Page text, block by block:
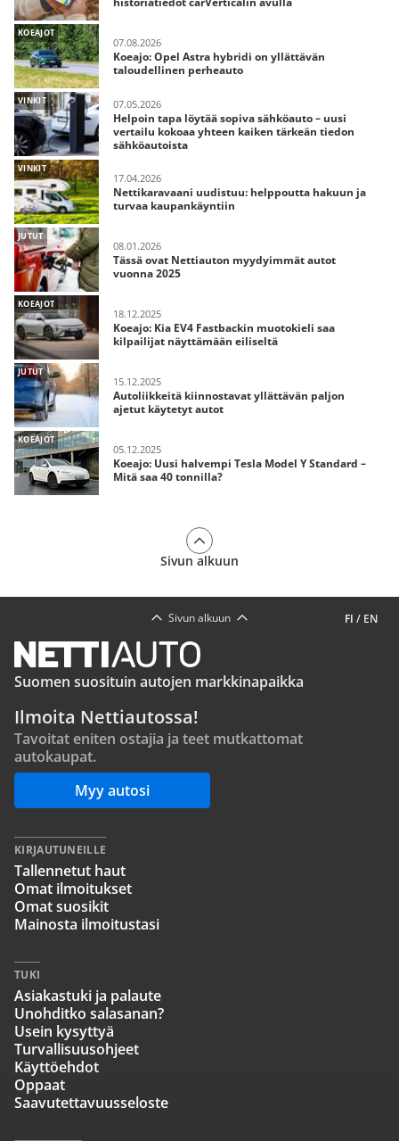
KOEAJOT
07.08.2026
Koeajo: Opel Astra hybridi on yllättävän
taloudellinen perheauto
VINKIT 07.05.2026
Helpoin tapa löytää sopiva sähköauto – uusi
vertailu kokoaa yhteen kaiken tärkeän tiedon
sähköautoista
VINKIT
17.04.2026
Nettikaravaani uudistuu: helppoutta hakuun ja
turvaa kaupankäyntiin
JUTUT
08.01.2026
Tässä ovat Nettiauton myydyimmät autot
vuonna 2025
KOEAJOT
18.12.2025
Koeajo: Kia EV4 Fastbackin muotokieli saa
kilpailijat näyttämään eiliseltä
JUTUT
15.12.2025
Autoliikkeitä kiinnostavat yllättävän paljon
ajetut käytetyt autot
KOEAJOT
05.12.2025
Koeajo: Uusi halvempi Tesla Model Y Standard –
Mitä saa 40 tonnilla?
Sivun alkuun
FI / EN
Sivun alkuun
Suomen suosituin autojen markkinapaikka
Ilmoita Nettiautossa!
Tavoitat eniten ostajia ja teet mutkattomat
autokaupat.
Myy autosi
KIRJAUTUNEILLE
Tallennetut haut
Omat ilmoitukset
Omat suosikit
Mainosta ilmoitustasi
TUKI
Asiakastuki ja palaute
Unohditko salasanan?
Usein kysyttyä
Turvallisuusohjeet
Käyttöehdot
Oppaat
Saavutettavuusseloste